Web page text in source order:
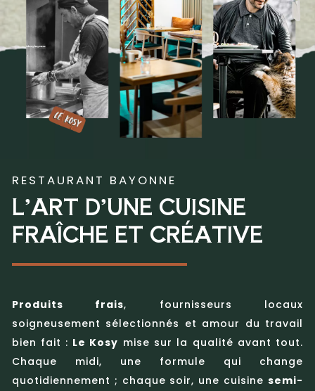
RESTAURANT BAYONNE
L’ART D’UNE CUISINE
FRAÎCHE ET CRÉATIVE
Produits frais, fournisseurs locaux
soigneusement sélectionnés et amour du travail
bien fait : Le Kosy mise sur la qualité avant tout.
Chaque midi, une formule qui change
quotidiennement ; chaque soir, une cuisinesemi-